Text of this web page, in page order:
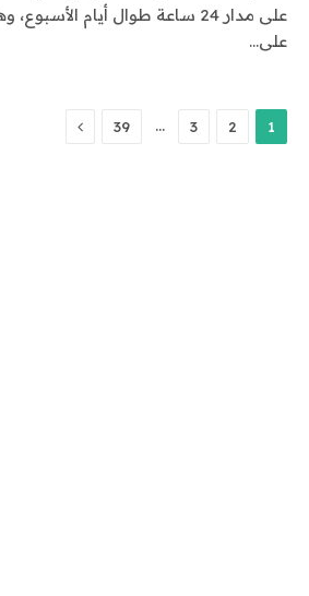
على مدار 24 ساعة طوال أيام
على…
1
2
3
…
39 التالي